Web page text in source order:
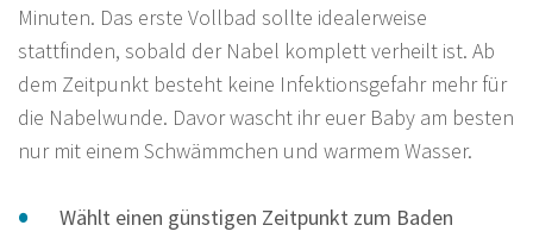
Minuten. Das erste Vollbad sollte idealerweise
stattfinden, sobald der Nabel komplett verheilt ist. Ab
dem Zeitpunkt besteht keine Infektionsgefahr mehr für
die Nabelwunde. Davor wascht ihr euer Baby am besten
nur mit einem Schwämmchen und warmem Wasser.
Wählt einen günstigen Zeitpunkt zum Baden